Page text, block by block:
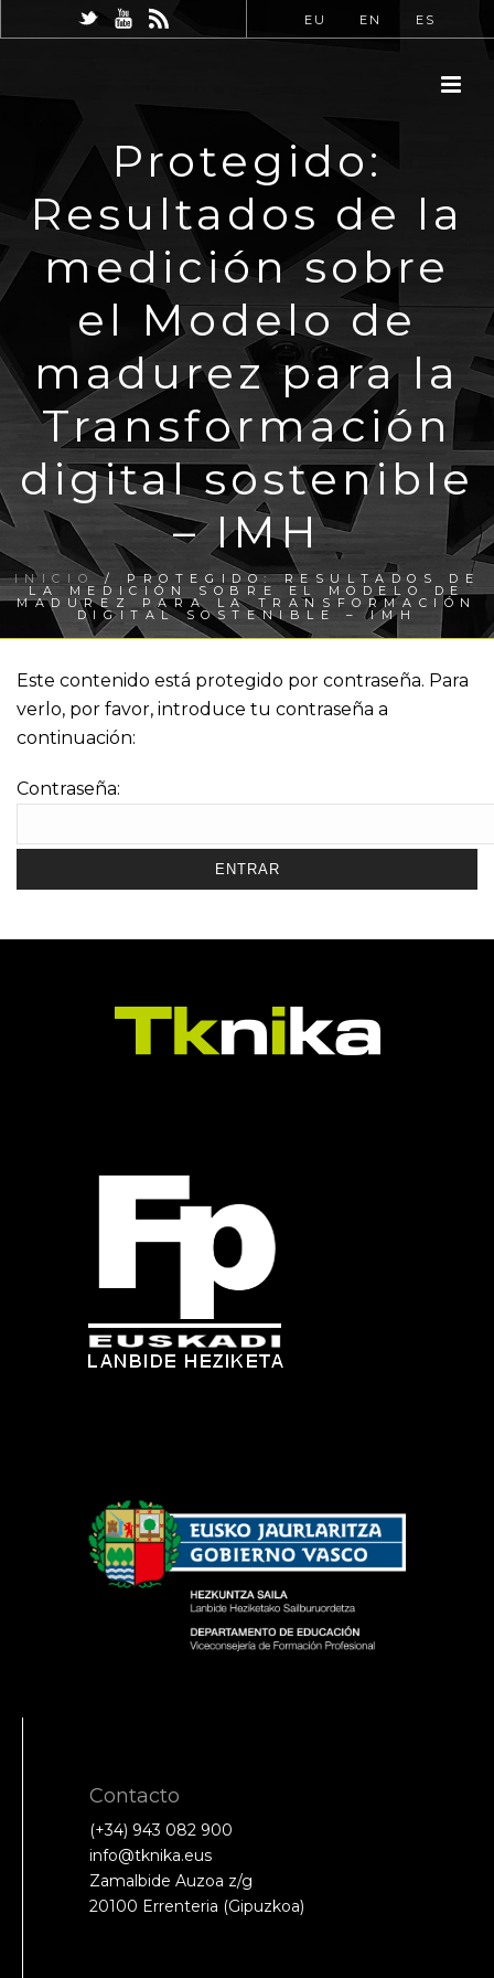
EU EN ES
Protegido:
Resultados de la
medición sobre
el Modelo de
madurez para la
Transformación
digital sostenible
– IMH
INICIO / PROTEGIDO: RESULTADOS DE
LA MEDICIÓN SOBRE EL MODELO DE
MADUREZ PARA LA TRANSFORMACIÓN
DIGITAL SOSTENIBLE – IMH
Este contenido está protegido por contraseña. Para
verlo, por favor, introduce tu contraseña a
continuación:
Contraseña:
Contacto
(+34) 943 082 900
info@tknika.eus
Zamalbide Auzoa z/g
20100 Errenteria (Gipuzkoa)